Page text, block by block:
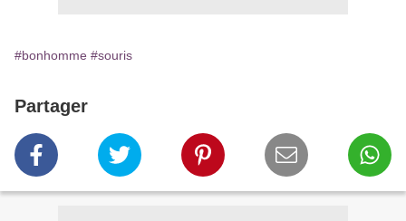
#bonhomme #souris
Partager